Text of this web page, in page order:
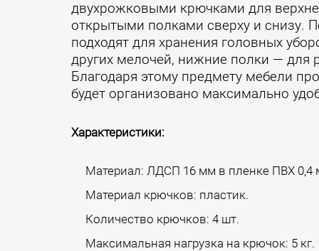
двухрожковыми крючками для
открытыми полками сверху и снизу.
подходят для хранения головных
других мелочей, нижние полки — для
Благодаря этому предмету мебели
будет организовано максимально
Характеристики:
Материал: ЛДСП 16 мм в пленке ПВХ 0,4
Материал крючков: пластик.
Количество крючков: 4 шт.
Максимальная нагрузка на крючок: 5 кг.